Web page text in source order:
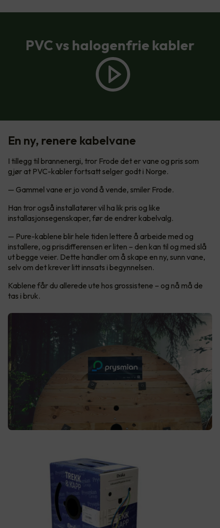
PVC vs halogenfrie kabler
En ny, renere kabelvane
I tillegg til brannenergi, tror Frode det er vane og pris som
gjør at PVC-kabler fortsatt selger godt i Norge.
— Gammel vane er jo vond å vende, smiler Frode.
Han tror også installatører vil ha lik pris og like
installasjonsegenskaper, før de endrer kabelvalg.
— Pure-kablene blir hele tiden lettere å arbeide med og
installere, og prisdifferensen er liten – den kan til og med slå
ut begge veier. Dette handler om å skape en ny, sunn vane,
selv om det krever litt innsats i begynnelsen.
Kablene får du allerede ute hos grossistene – og nå må de
tas i bruk.